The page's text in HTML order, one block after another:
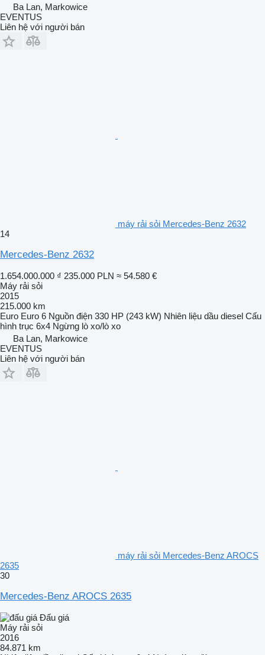
Ba Lan, Markowice
EVENTUS
Liên hệ với người bán
máy rải sỏi Mercedes-Benz 2632
14
Mercedes-Benz 2632
1.654.000.000 ₫ 235.000 PLN ≈ 54.580 €
Máy rải sỏi
2015
215.000 km
Euro Euro 6 Nguồn điện 330 HP (243 kW) Nhiên liệu dầu diesel Cấu
hình trục 6x4 Ngừng lò xo/lò xo
Ba Lan, Markowice
EVENTUS
Liên hệ với người bán
máy rải sỏi Mercedes-Benz AROCS
2635
30
Mercedes-Benz AROCS 2635
Đấu giá
Máy rải sỏi
2016
84.871 km